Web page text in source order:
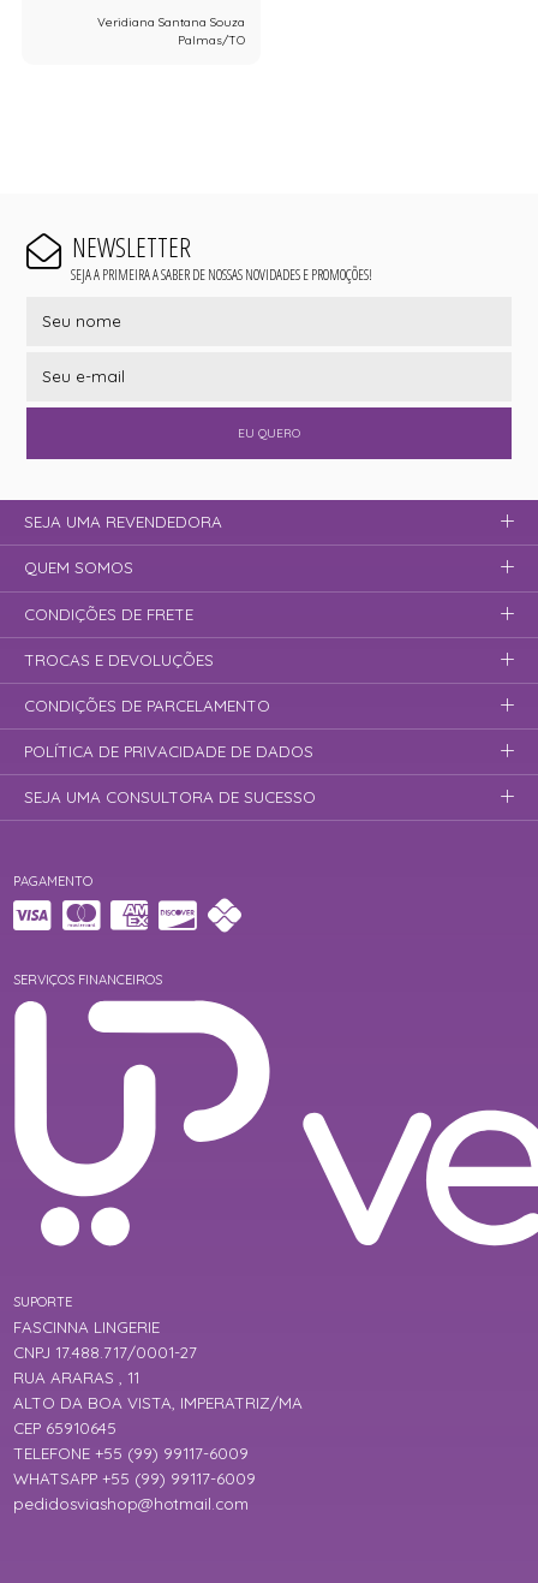
Veridiana Santana Souza
Palmas/TO
NEWSLETTER
SEJA A PRIMEIRA A SABER DE NOSSAS NOVIDADES E PROMOÇÕES!
EU QUERO
PAGAMENTO
SERVIÇOS FINANCEIROS
SUPORTE
FASCINNA LINGERIE
CNPJ 17.488.717/0001-27
RUA ARARAS , 11
ALTO DA BOA VISTA, IMPERATRIZ/MA
CEP 65910645
TELEFONE +55 (99) 99117-6009
WHATSAPP +55 (99) 99117-6009
pedidosviashop@hotmail.com
SEJA UMA REVENDEDORA
QUEM SOMOS
CONDIÇÕES DE FRETE
TROCAS E DEVOLUÇÕES
CONDIÇÕES DE PARCELAMENTO
POLÍTICA DE PRIVACIDADE DE DADOS
SEJA UMA CONSULTORA DE SUCESSO